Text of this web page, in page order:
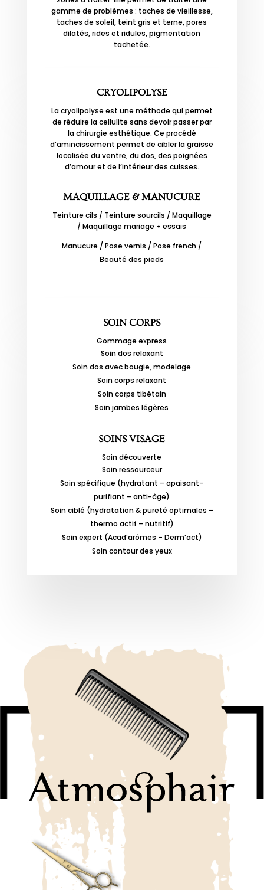
gamme de problèmes : taches de vieillesse,
taches de soleil, teint gris et terne, pores
dilatés, rides et ridules, pigmentation
tachetée.
CRYOLIPOLYSE
La cryolipolyse est une méthode qui permet
de réduire la cellulite sans devoir passer par
la chirurgie esthétique. Ce procédé
d’amincissement permet de cibler la graisse
localisée du ventre, du dos, des poignées
d’amour et de l’intérieur des cuisses.
MAQUILLAGE & MANUCURE
Teinture cils / Teinture sourcils / Maquillage
/Maquillage mariage + essais
Manucure /Pose vernis /Pose french /
Beauté des pieds
SOIN CORPS
Gommage express
Soin dos relaxant
Soin dos avec bougie, modelage
Soin corps relaxant
Soin corps tibétain
Soin jambes légères
SOINS VISAGE
Soin découverte
Soin ressourceur
Soin spécifique (hydratant – apaisant-
purifiant – anti-âge)
Soin ciblé (hydratation & pureté optimales –
thermo actif – nutritif)
Soin expert (Acad’arômes – Derm’act)
Soin contour des yeux